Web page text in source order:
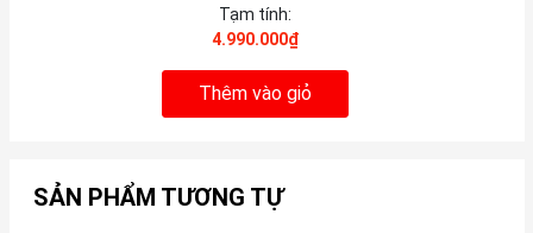
Tạm tính:
4.990.000₫
Thêm vào giỏ
SẢN PHẨM TƯƠNG TỰ